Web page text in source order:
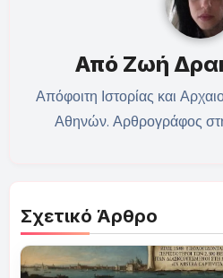
Από Ζωή
Απόφοιτη Ιστορίας και
Αθηνών. Αρθρογράφος
Σχετικό Άρθρο